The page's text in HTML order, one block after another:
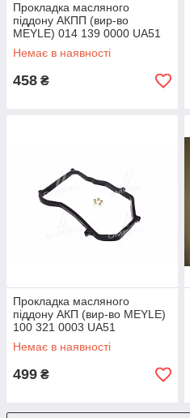
Прокладка масляного
піддону АКПП (вир-во
MEYLE) 014 139 0000 UA51
Немає в наявності
458 ₴
Прокладка масляного
піддону АКП (вир-во MEYLE)
100 321 0003 UA51
Немає в наявності
499 ₴